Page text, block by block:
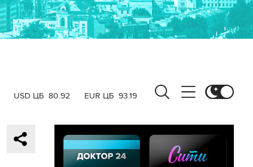
USD ЦБ 80.92 EUR ЦБ 93.19